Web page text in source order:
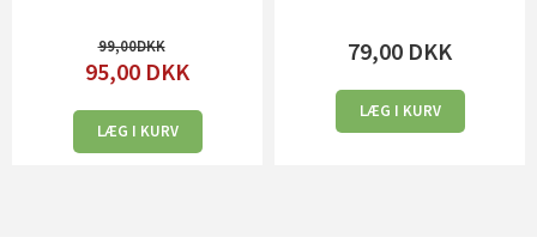
99,00
95,00 DKK
LÆG I KURV
79,00 DKK
LÆG I KURV